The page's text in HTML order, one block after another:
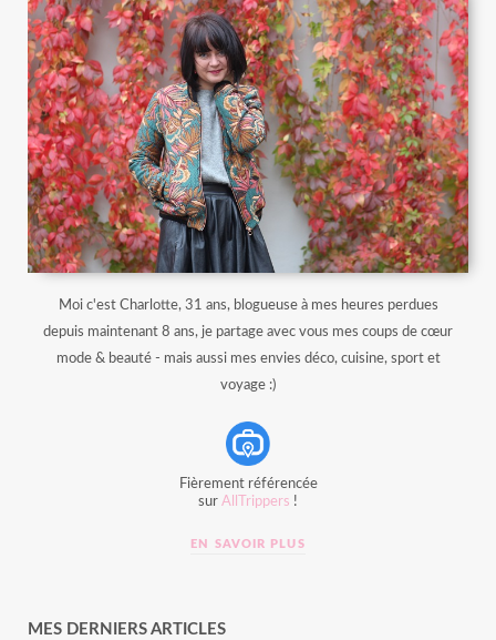
Moi c'est Charlotte, 31 ans, blogueuse à mes heures perdues
depuis maintenant 8 ans, je partage avec vous mes coups de cœur
mode & beauté - mais aussi mes envies déco, cuisine, sport et
voyage :)
Fièrement référencée
sur AllTrippers !
EN SAVOIR PLUS
MES DERNIERS ARTICLES